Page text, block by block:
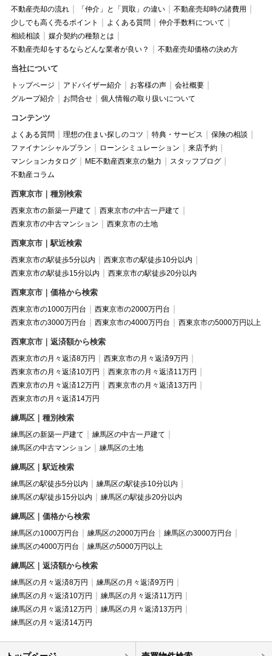
不動産売却の流れ
「仲介」と「買取」の違い
不動産売却時の諸費用
少しでも高く売るポイント
よくある質問
仲介手数料について
相続相談
媒介契約の種類とは
不動産売却をするならどんな業者が良い？
不動産売却価格の決め方
当社について
トップページ アドバイザー紹介 お客様の声
会社概要
グループ紹介
お問合せ 個人情報の取り扱いについて
コンテンツ
よくある質問 理想の住まい探しのコツ 特典・サービス
保険の相談
ファイナンシャルプラン
ローンシミュレーション
来店予約
マンションカタログ
ME不動産西東京の魅力
スタッフブログ
不動産コラム
西東京市｜種別検索
西東京市の新築一戸建て
西東京市の中古一戸建て
西東京市の中古マンション
西東京市の土地
西東京市｜駅近検索
西東京市の駅徒歩5分以内
西東京市の駅徒歩10分以内
西東京市の駅徒歩15分以内
西東京市の駅徒歩20分以内
西東京市｜価格から検索
西東京市の1000万円台
西東京市の2000万円台
西東京市の3000万円台
西東京市の4000万円台 西東京市の5000万円以上
西東京市｜返済額から検索
西東京市の月々返済8万円
西東京市の月々返済9万円
西東京市の月々返済10万円
西東京市の月々返済11万円
西東京市の月々返済12万円
西東京市の月々返済13万円
西東京市の月々返済14万円
練馬区｜種別検索
練馬区の新築一戸建て
練馬区の中古一戸建て
練馬区の中古マンション
練馬区の土地
練馬区｜駅近検索
練馬区の駅徒歩5分以内
練馬区の駅徒歩10分以内
練馬区の駅徒歩15分以内
練馬区の駅徒歩20分以内
練馬区｜価格から検索
練馬区の1000万円台 練馬区の2000万円台
練馬区の3000万円台
練馬区の4000万円台
練馬区の5000万円以上
練馬区｜返済額から検索
練馬区の月々返済8万円
練馬区の月々返済9万円
練馬区の月々返済10万円
練馬区の月々返済11万円
練馬区の月々返済12万円
練馬区の月々返済13万円
練馬区の月々返済14万円